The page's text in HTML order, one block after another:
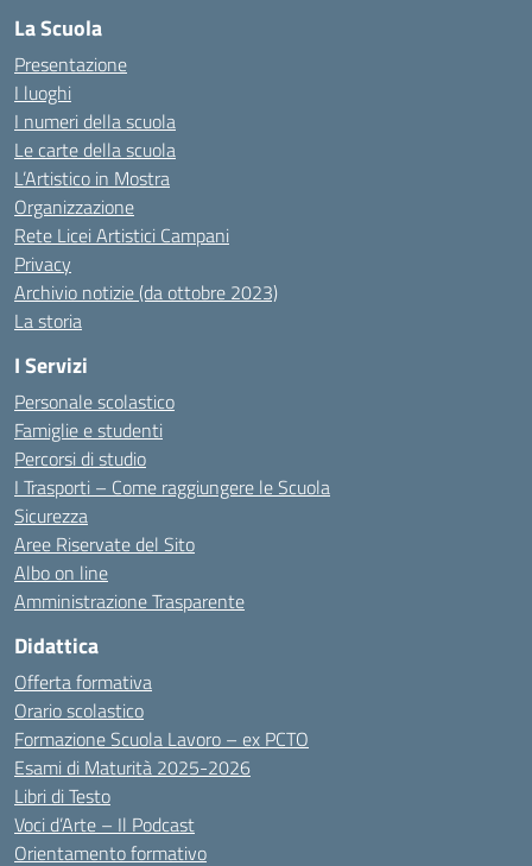
La Scuola
Presentazione
I luoghi
I numeri della scuola
Le carte della scuola
L’Artistico in Mostra
Organizzazione
Rete Licei Artistici Campani
Privacy
Archivio notizie (da ottobre 2023)
La storia
I Servizi
Personale scolastico
Famiglie e studenti
Percorsi di studio
I Trasporti – Come raggiungere le Scuola
Sicurezza
Aree Riservate del Sito
Albo on line
Amministrazione Trasparente
Didattica
Offerta formativa
Orario scolastico
Formazione Scuola Lavoro – ex PCTO
Esami di Maturità 2025-2026
Libri di Testo
Voci d’Arte – Il Podcast
Orientamento formativo